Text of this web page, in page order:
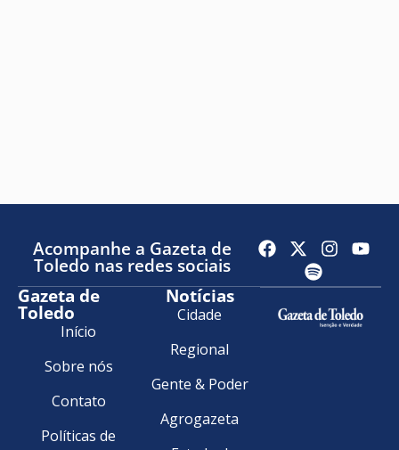
Acompanhe a Gazeta de
Toledo nas redes sociais
Gazeta de
Toledo
Início
Sobre nós
Contato
Políticas de
Notícias
Cidade
Regional
Gente & Poder
Agrogazeta